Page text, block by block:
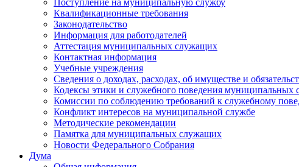
Поступление на муниципальную службу
Квалификационные требования
Законодательство
Информация для работодателей
Аттестация муниципальных служащих
Контактная информация
Учебные учреждения
Сведения о доходах, расходах, об имуществе и
Кодексы этики и служебного поведения муниципальных
Комиссии по соблюдению требований к служебному
Конфликт интересов на муниципальной службе
Методические рекомендации
Памятка для муниципальных служащих
Новости Федерального Cобрания
Дума